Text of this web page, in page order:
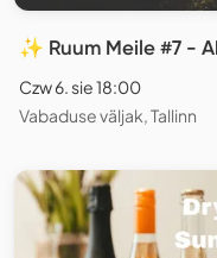
✨ Ruum Meile #7 -
Czw 6. sie 18:00
Vabaduse väljak, Tallinn